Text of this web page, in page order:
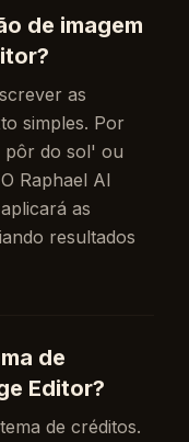
de imagem
as
simples. Por
pôr do sol' ou
Raphael AI
as
resultados
de
Editor?
de créditos.